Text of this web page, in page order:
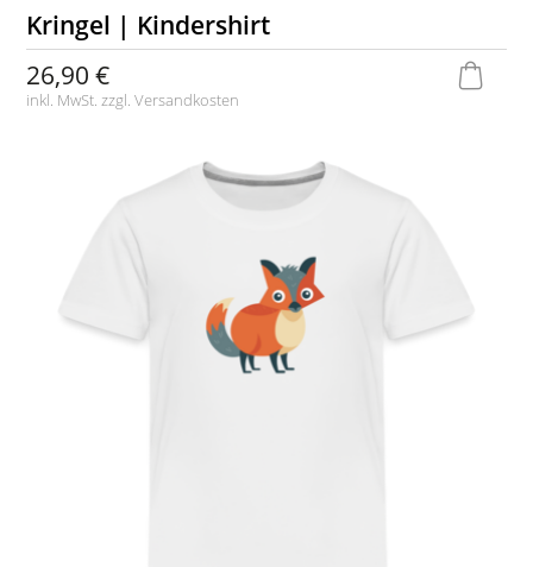
Kringel | Kindershirt
26,90 €
inkl. MwSt. zzgl.Versandkosten